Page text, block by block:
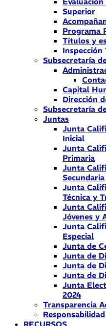
Superior
Programa
Títulos y
Inspección
Subsecretaría
Capital
Dirección
Subsecretaría
Juntas
Junta
Inicial
Junta
Primaria
Junta
Secundaria
Junta
Técnica y
Junta
Jóvenes y
Junta
Especial
Junta de
Junta de
Junta de
Junta de
Junta
2024
Transparencia
RECURSOS